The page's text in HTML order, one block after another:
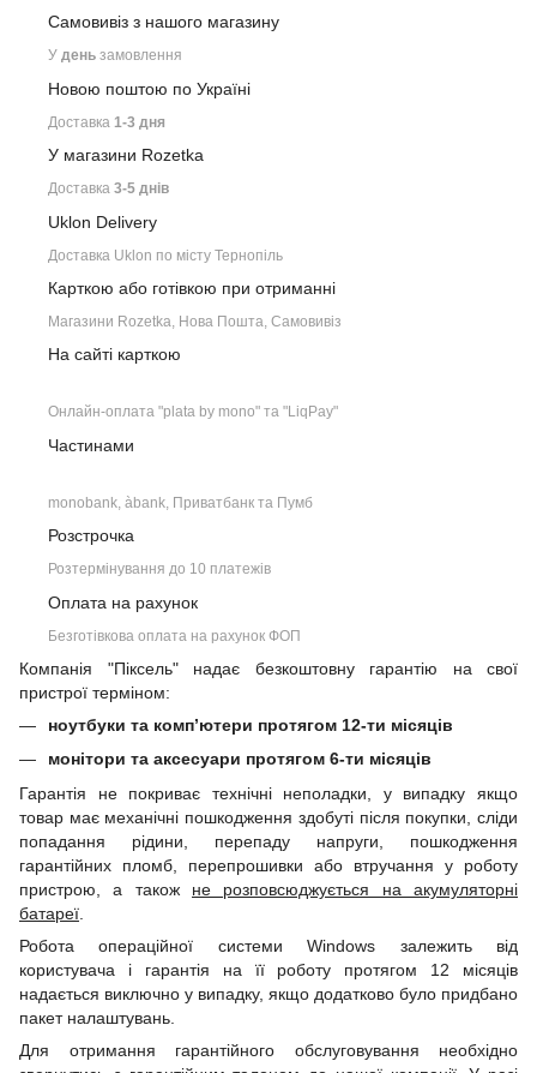
Самовивіз з нашого магазину
У день замовлення
Новою поштою по Україні
Доставка 1-3 дня
У магазини Rozetka
Доставка 3-5 днів
Uklon Delivery
Доставка Uklon по місту Тернопіль
Карткою або готівкою при отриманні
Магазини Rozetka, Нова Пошта, Самовивіз
На сайті карткою
Онлайн-оплата "plata by mono" та "LiqPay"
Частинами
monobank, àbank, Приватбанк та Пумб
Розстрочка
Розтермінування до 10 платежів
Оплата на рахунок
Безготівкова оплата на рахунок ФОП
Компанія "Піксель" надає безкоштовну гарантію на свої
пристрої терміном:
ноутбуки та комп’ютери протягом 12-ти місяців
монітори та аксесуари протягом 6-ти місяців
Гарантія не покриває технічні неполадки, у випадку якщо
товар має механічні пошкодження здобуті після покупки, сліди
попадання рідини, перепаду напруги, пошкодження
гарантійних пломб, перепрошивки або втручання у роботу
пристрою, а також не розповсюджується на акумуляторні
батареї
Робота операційної системи Windows залежить від
користувача і гарантія на її роботу протягом 12 місяців
надається виключно у випадку, якщо додатково було придбано
пакет налаштувань.
Для отримання гарантійного обслуговування необхідно